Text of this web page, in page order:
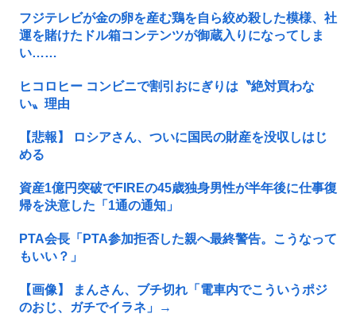
フジテレビが金の卵を産む鶏を自ら絞め殺した模様、社
運を賭けたドル箱コンテンツが御蔵入りになってしま
い……
ヒコロヒー コンビニで割引おにぎりは〝絶対買わな
い〟理由
【悲報】 ロシアさん、ついに国民の財産を没収しはじ
める
資産1億円突破でFIREの45歳独身男性が半年後に仕事復
帰を決意した「1通の通知」
PTA会長「PTA参加拒否した親へ最終警告。こうなって
もいい？」
【画像】 まんさん、ブチ切れ「電車内でこういうポジ
のおじ、ガチでイラネ」→